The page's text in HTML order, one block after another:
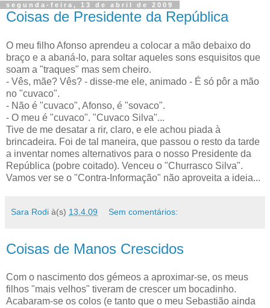
segunda-feira, 13 de abril de 2009
Coisas de Presidente da República
O meu filho Afonso aprendeu a colocar a mão debaixo do
braço e a abaná-lo, para soltar aqueles sons esquisitos que
soam a "traques" mas sem cheiro.
- Vês, mãe? Vês? - disse-me ele, animado - É só pôr a mão
no "cuvaco".
- Não é "cuvaco", Afonso, é "sovaco".
- O meu é "cuvaco". "Cuvaco Silva"...
Tive de me desatar a rir, claro, e ele achou piada à
brincadeira. Foi de tal maneira, que passou o resto da tarde
a inventar nomes alternativos para o nosso Presidente da
República (pobre coitado). Venceu o "Churrasco Silva".
Vamos ver se o "Contra-Informação" não aproveita a ideia...
Sara Rodi à(s) 13.4.09 Sem comentários:
Coisas de Manos Crescidos
Com o nascimento dos gémeos a aproximar-se, os meus
filhos "mais velhos" tiveram de crescer um bocadinho.
Acabaram-se os colos (e tanto que o meu Sebastião ainda